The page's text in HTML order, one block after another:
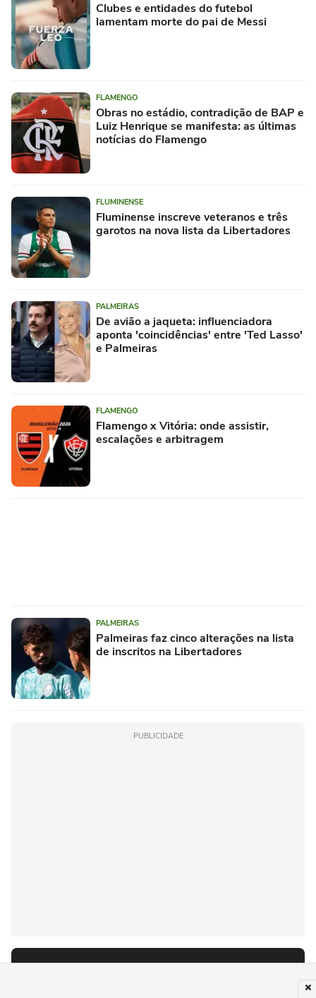
Clubes e entidades do futebol
lamentam morte do pai de Messi
FLAMENGO
Obras no estádio, contradição de BAP e
Luiz Henrique se manifesta: as últimas
notícias do Flamengo
FLUMINENSE
Fluminense inscreve veteranos e três
garotos na nova lista da Libertadores
PALMEIRAS
De avião a jaqueta: influenciadora
aponta 'coincidências' entre 'Ted Lasso'
e Palmeiras
FLAMENGO
Flamengo x Vitória: onde assistir,
escalações e arbitragem
PALMEIRAS
Palmeiras faz cinco alterações na lista
de inscritos na Libertadores
PUBLICIDADE
Recomendado para você